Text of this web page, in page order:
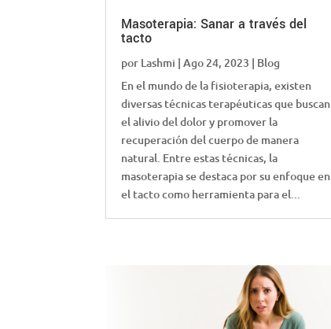
Masoterapia: Sanar a través del
tacto
por Lashmi |Ago 24, 2023 | Blog
En el mundo de la fisioterapia, existen
diversas técnicas terapéuticas que buscan
el alivio del dolor y promover la
recuperación del cuerpo de manera
natural. Entre estas técnicas, la
masoterapia se destaca por su enfoque en
el tacto como herramienta para el...